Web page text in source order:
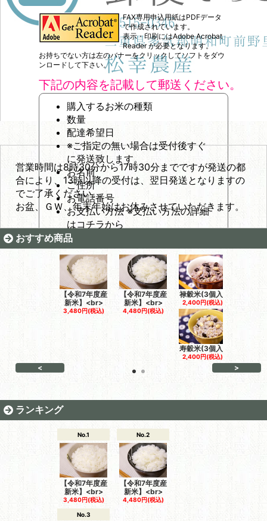
FAX専用申込用紙はPDFデータ
で作成されています。
表示・印刷にはAdobe Acrobat
Reader が必要となります。
お持ちでない方は左のバナーをクリックしてソフトをダウ
ンロードして下さい。
下記の内容を記載して郵送ください。
購入するお米の種類
数量
配達希望日
※ご指定の無い場合は受付後すぐ
に発送致します。
お名前
ご住所
お電話番号
お支払い方法※支払い方法の詳細
はコチラから
営業時間は8時30分から17時30分までですが発送の都
合により、13時以降の受付は、翌日発送となりますの
でご了承ください。
お盆、ＧＷ、年末年始はお休みさせていただきます。
おすすめ商品
【令和7年度産
新米】<br>
3,480円(税込)
【令和7年度産
新米】<br>
4,480円(税込)
禄穀米(3個入)
2,400円(税込)
寿穀米(3個入)
2,400円(税込)
< >
ランキング
No.1
【令和7年度産
新米】<br>
3,480円(税込)
No.2
【令和7年度産
新米】<br>
4,480円(税込)
No.3